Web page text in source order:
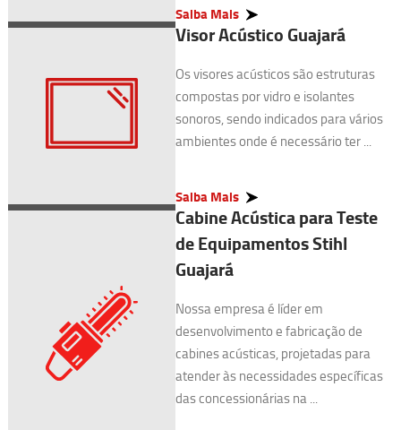
Saiba Mais
Visor Acústico Guajará
Os visores acústicos são estruturas
compostas por vidro e isolantes
sonoros, sendo indicados para vários
ambientes onde é necessário ter ...
Saiba Mais
Cabine Acústica para Teste
de Equipamentos Stihl
Guajará
Nossa empresa é líder em
desenvolvimento e fabricação de
cabines acústicas, projetadas para
atender às necessidades específicas
das concessionárias na ...